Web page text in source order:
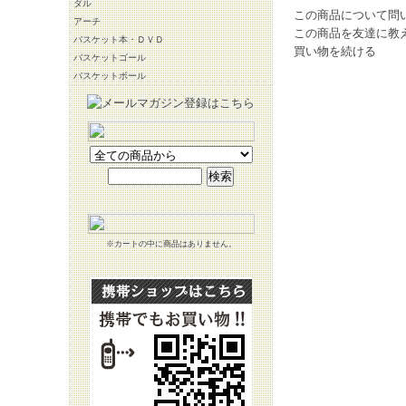
ダル
アーチ
バスケット本・ＤＶＤ
バスケットゴール
バスケットボール
※カートの中に商品はありません。
この商品について問
この商品を友達に教
買い物を続ける